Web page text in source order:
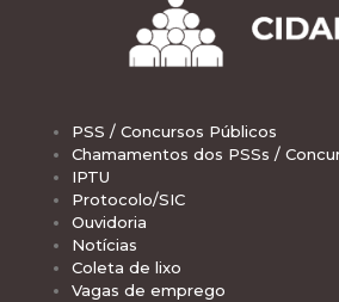
PSS / Concursos Públicos
Chamamentos dos PSSs /
IPTU
Protocolo/SIC
Ouvidoria
Notícias
Coleta de lixo
Vagas de emprego